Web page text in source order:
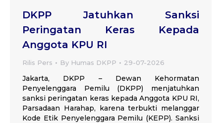
DKPP Jatuhkan Sanksi
Peringatan Keras Kepada
Anggota KPU RI
Rilis Pers By Humas DKPP 29-07-2026
Jakarta, DKPP – Dewan Kehormatan
Penyelenggara Pemilu (DKPP) menjatuhkan
sanksi peringatan keras kepada Anggota KPU RI,
Parsadaan Harahap, karena terbukti melanggar
Kode Etik Penyelenggara Pemilu (KEPP). Sanksi